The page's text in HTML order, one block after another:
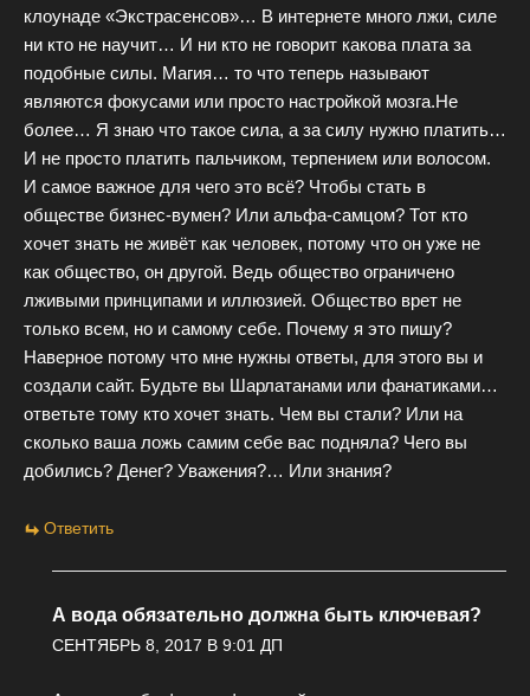
клоунаде «Экстрасенсов»… В интернете много лжи, силе
ни кто не научит… И ни кто не говорит какова плата за
подобные силы. Магия… то что теперь называют
являются фокусами или просто настройкой мозга.Не
более… Я знаю что такое сила, а за силу нужно платить…
И не просто платить пальчиком, терпением или волосом.
И самое важное для чего это всё? Чтобы стать в
обществе бизнес-вумен? Или альфа-самцом? Тот кто
хочет знать не живёт как человек, потому что он уже не
как общество, он другой. Ведь общество ограничено
лживыми принципами и иллюзией. Общество врет не
только всем, но и самому себе. Почему я это пишу?
Наверное потому что мне нужны ответы, для этого вы и
создали сайт. Будьте вы Шарлатанами или фанатиками…
ответьте тому кто хочет знать. Чем вы стали? Или на
сколько ваша ложь самим себе вас подняла? Чего вы
добились? Денег? Уважения?… Или знания?
Ответить
А вода обязательно должна быть ключевая?
СЕНТЯБРЬ 8, 2017 В 9:01 ДП